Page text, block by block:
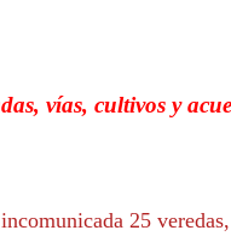
vías, cultivos y
25 veredas,